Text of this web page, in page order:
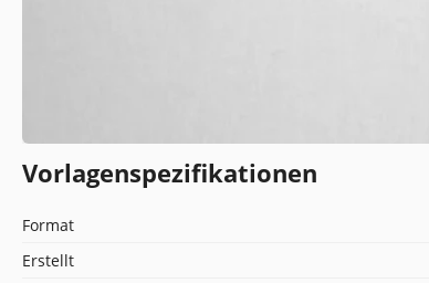
Vorlagenspezifikationen
Format
Erstellt